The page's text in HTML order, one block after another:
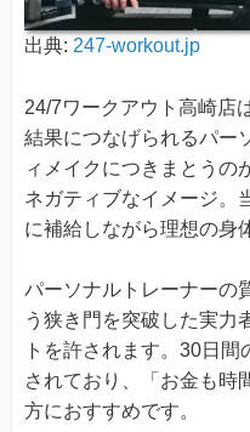
出典: 247-workout.jp
24/7ワークアウト高崎店
結果につなげられるパー
ィメイクにつきまとうの
ネガティブなイメージ。
に補給しながら理想の身
パーソナルトレーナーの
う狭き門を突破した実力
トを許されます。30日
されており、「お金も時
方におすすめです。